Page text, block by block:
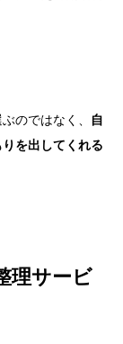
のではなく、
自
を出してくれる
理サービ